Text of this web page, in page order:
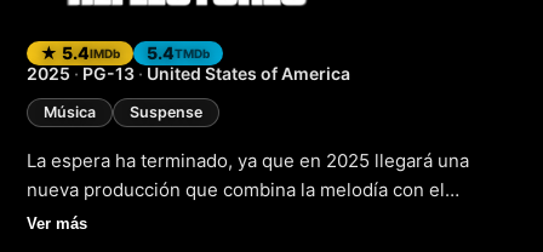
Hurry Up
★ 5.4IMDb 5.4TMDb
2025 · PG-13 · United States of America
Música Suspense
La espera ha terminado, ya que en 2025 llegará una
nueva producción que combina la melodía con el
misterio, llevándonos a un viaje más allá de la fama y el
Ver más